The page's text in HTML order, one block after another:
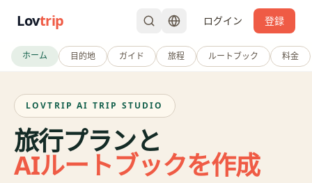
Lovtrip ログイン 登録
ホーム 目的地 ガイド 旅程 ルートブック 料金
LOVTRIP AI TRIP STUDIO
旅行プランと
AIルートブックを作成